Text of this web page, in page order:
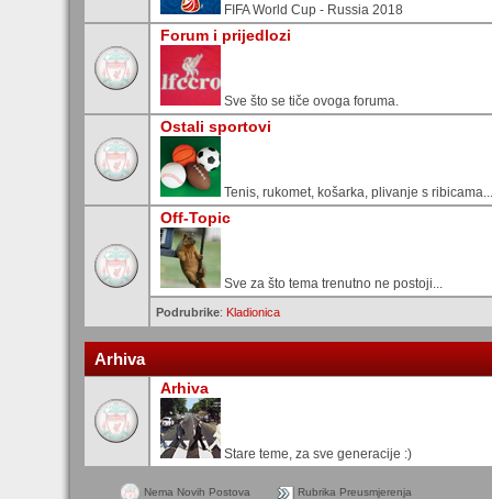
FIFA World Cup - Russia 2018
Forum i prijedlozi
Sve što se tiče ovoga foruma.
Ostali sportovi
Tenis, rukomet, košarka, plivanje s ribicama...
Off-Topic
Sve za što tema trenutno ne postoji...
Podrubrike: Kladionica
Arhiva
Arhiva
Stare teme, za sve generacije :)
Nema Novih Postova Rubrika Preusmjerenja